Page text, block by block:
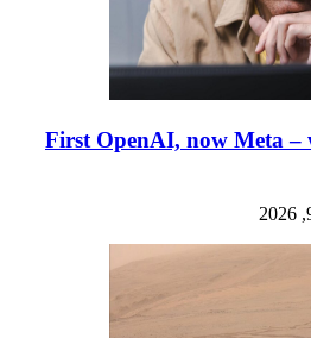
First OpenAI, now Meta –